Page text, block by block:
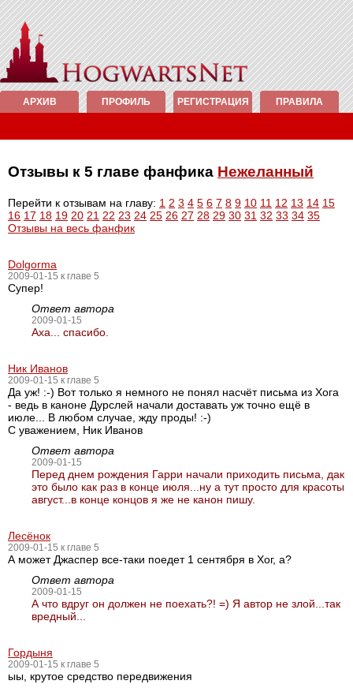
АРХИВ ПРОФИЛЬ РЕГИСТРАЦИЯ ПРАВИЛА
Отзывы к 5 главе фанфика Нежеланный
Перейти к отзывам на главу: 1 2 3 4 5 6 7 8 9 10 11 12 13 14 15
16 17 18 19 20 21 22 23 24 25 26 27 28 29 30 31 32 33 34 35
Отзывы на весь фанфик
Dolgorma
2009-01-15 к главе 5
Супер!
Ответ автора
2009-01-15
Аха... спасибо.
Ник Иванов
2009-01-15 к главе 5
Да уж! :-) Вот только я немного не понял насчёт письма из Хога
- ведь в каноне Дурслей начали доставать уж точно ещё в
июле... В любом случае, жду проды! :-)
С уважением, Ник Иванов
Ответ автора
2009-01-15
Перед днем рождения Гарри начали приходить письма, дак
это было как раз в конце июля...ну а тут просто для красоты
август...в конце концов я же не канон пишу.
Лесёнок
2009-01-15 к главе 5
А может Джаспер все-таки поедет 1 сентября в Хог, а?
Ответ автора
2009-01-15
А что вдруг он должен не поехать?! =) Я автор не злой...так
вредный...
Гордыня
2009-01-15 к главе 5
ыы, крутое средство передвижения